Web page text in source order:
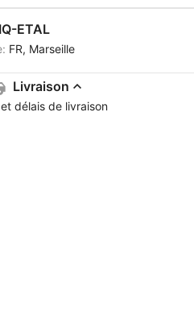
ETAL
FR, Marseille
Livraison
délais de livraison